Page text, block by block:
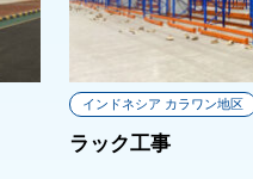
インドネシア カラワン地区
ラック工事